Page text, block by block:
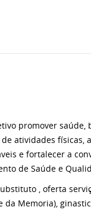
promover
atividades físicas,
e fortalecer a
de Saúde e
, oferta
Memoria),